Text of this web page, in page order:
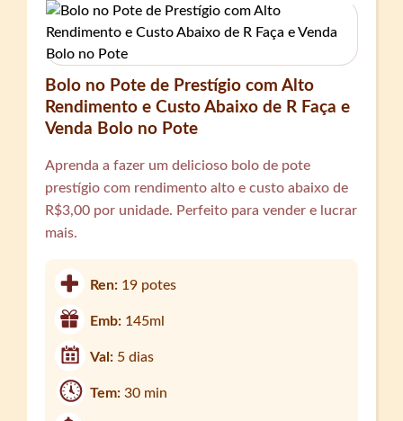
Bolo no Pote de Prestígio com Alto
Rendimento e Custo Abaixo de R Faça e
Venda Bolo no Pote
Aprenda a fazer um delicioso bolo de pote
prestígio com rendimento alto e custo abaixo de
R$3,00 por unidade. Perfeito para vender e lucrar
mais.
Ren: 19 potes
Emb: 145ml
Val: 5 dias
Tem:30 min